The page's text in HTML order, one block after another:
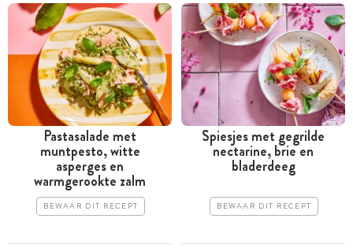
Pastasalade met
muntpesto, witte
asperges en
warmgerookte zalm
BEWAAR DIT RECEPT
Spiesjes met gegrilde
nectarine, brie en
bladerdeeg
BEWAAR DIT RECEPT